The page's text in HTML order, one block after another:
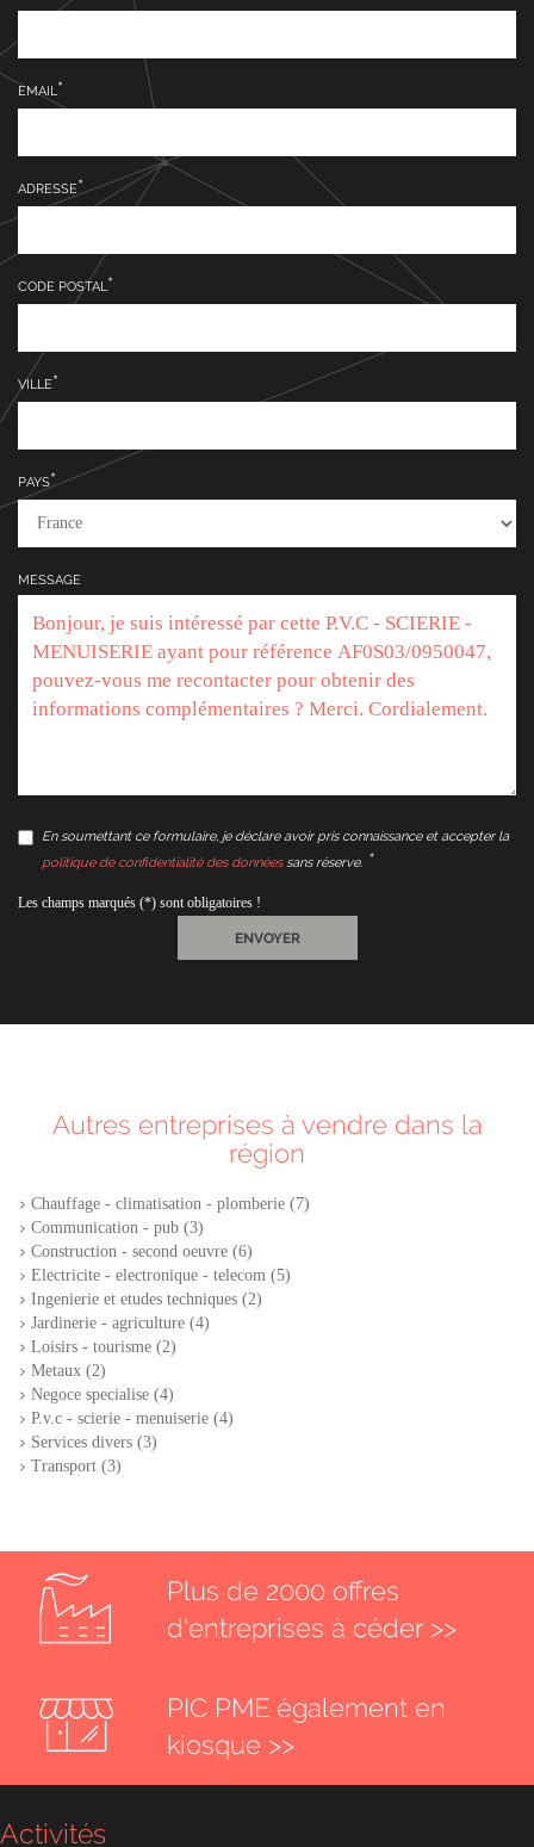
EMAIL
ADRESSE
CODE POSTAL
VILLE
PAYS
MESSAGE
En soumettant ce formulaire, je déclare avoir pris connaissance et accepter la
politique de confidentialité des donnéessans réserve.
Les champs marqués (*) sont obligatoires !
ENVOYER
Autres entreprises à vendre dans la
région
Chauffage - climatisation - plomberie (7)
Communication - pub (3)
Construction - second oeuvre (6)
Electricite - electronique - telecom (5)
Ingenierie et etudes techniques (2)
Jardinerie - agriculture (4)
Loisirs - tourisme (2)
Metaux (2)
Negoce specialise (4)
P.v.c - scierie - menuiserie (4)
Services divers (3)
Transport (3)
Plus de 2000 offres
d'entreprises à céder >>
PIC PME également en
kiosque >>
Activités